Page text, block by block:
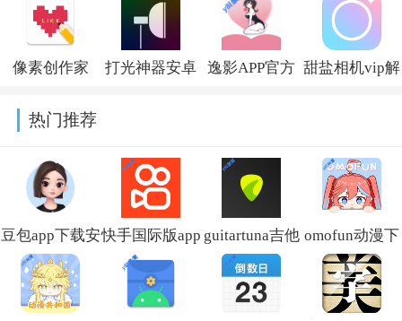
版下载v1.2 APP官方版
v1.0.2
付费下载v2.5.2 相机胶片滤镜
软件v6.3.2
像素创作家
打光神器安卓
最新版
逸影APP官方 甜盐相机vip解
热门推荐
豆包app下载安
装新版本
v14.5.0
快手国际版app
免费下载安装
(Kwai)v13.6.40.545802
guitartuna吉他
调音器下载免
费版v7.97.0
omofun动漫下
载最新版
v1.1.73